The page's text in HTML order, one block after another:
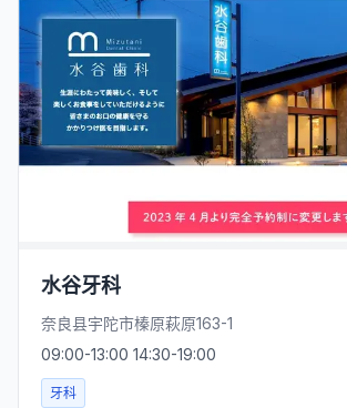
水谷牙科
奈良县宇陀市榛原萩原163-1
09:00-13:00 14:30-19:00
牙科